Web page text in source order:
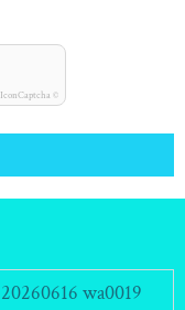
IconCaptcha ©